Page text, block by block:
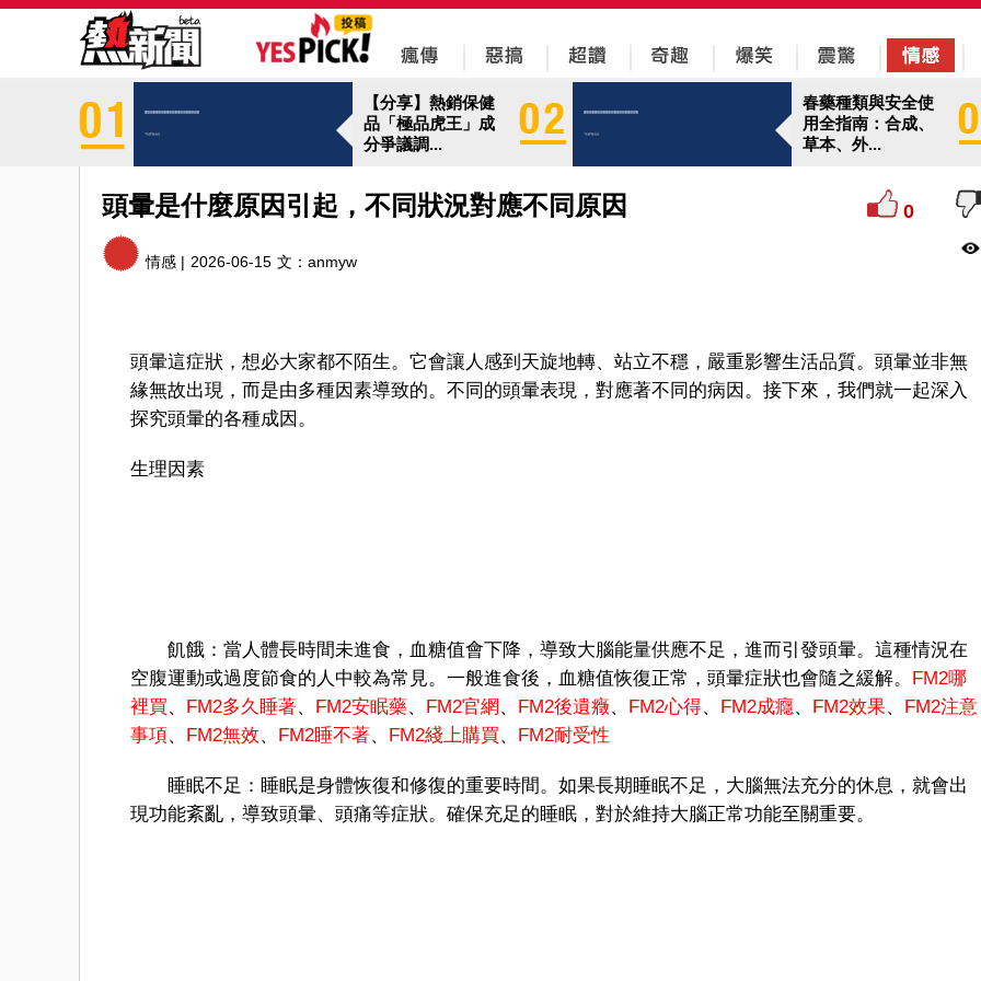
【分享】熱銷保健
品「極品虎王」成
分爭議調...
春藥種類與安全使
用全指南：合成、
草本、外...
頭暈是什麼原因引起，不同狀況對應不同原因 0
情感 | 2026-06-15 文： anmyw
頭暈這症狀，想必大家都不陌生。它會讓人感到天旋地轉、站立不穩，嚴重影響生活品質。頭暈並非無
緣無故出現，而是由多種因素導致的。不同的頭暈表現，對應著不同的病因。接下來，我們就一起深入
探究頭暈的各種成因。
生理因素
飢餓：當人體長時間未進食，血糖值會下降，導致大腦能量供應不足，進而引發頭暈。這種情況在
空腹運動或過度節食的人中較為常見。一般進食後，血糖值恢復正常，頭暈症狀也會隨之緩解。 FM2哪
裡買、 FM2多久睡著、 FM2安眠藥、 FM2官網 、 FM2後遺癥、 FM2心得、 FM2成癮、 FM2效果、 FM2注意
事項、 FM2無效、 FM2睡不著、 FM2綫上購買、 FM2耐受性
睡眠不足：睡眠是身體恢復和修復的重要時間。如果長期睡眠不足，大腦無法充分的休息，就會出
現功能紊亂，導致頭暈、頭痛等症狀。確保充足的睡眠，對於維持大腦正常功能至關重要。